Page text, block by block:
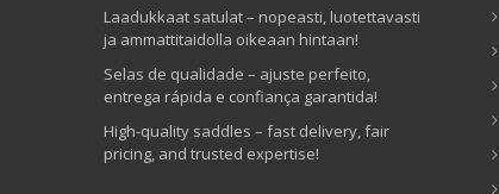
Laadukkaat satulat – nopeasti, luotettavasti
ja ammattitaidolla oikeaan hintaan!
Selas de qualidade – ajuste perfeito,
entrega rápida e confiança garantida!
High-quality saddles – fast delivery, fair
pricing, and trusted expertise!